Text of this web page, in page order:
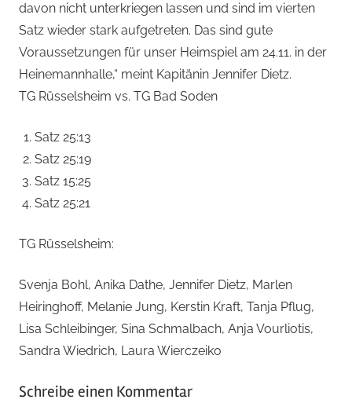
davon nicht unterkriegen lassen und sind im vierten
Satz wieder stark aufgetreten. Das sind gute
Voraussetzungen für unser Heimspiel am 24.11. in der
Heinemannhalle,“ meint Kapitänin Jennifer Dietz.
TG Rüsselsheim vs. TG Bad Soden
Satz 25:13
Satz 25:19
Satz 15:25
Satz 25:21
TG Rüsselsheim:
Svenja Bohl, Anika Dathe, Jennifer Dietz, Marlen
Heiringhoff, Melanie Jung, Kerstin Kraft, Tanja Pflug,
Lisa Schleibinger, Sina Schmalbach, Anja Vourliotis,
Sandra Wiedrich, Laura Wierczeiko
Schreibe einen Kommentar